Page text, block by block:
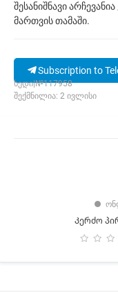
შესანიშნავი
მართვის თამაში.
Subscription to
ხედი|№117958
შექმნილია: 2 ივლისი
Კერძო